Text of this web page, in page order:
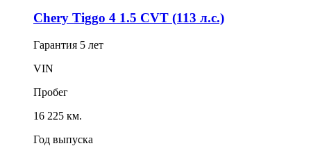
Chery Tiggo 4 1.5 CVT (113 л.с.)
Гарантия 5 лет
VIN
Пробег
16 225 км.
Год выпуска